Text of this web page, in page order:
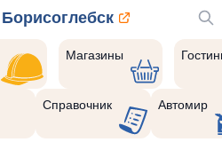
Борисоглебск
Магазины
Справочник Автомир